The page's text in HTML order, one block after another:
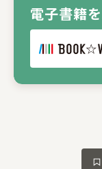
電子書籍